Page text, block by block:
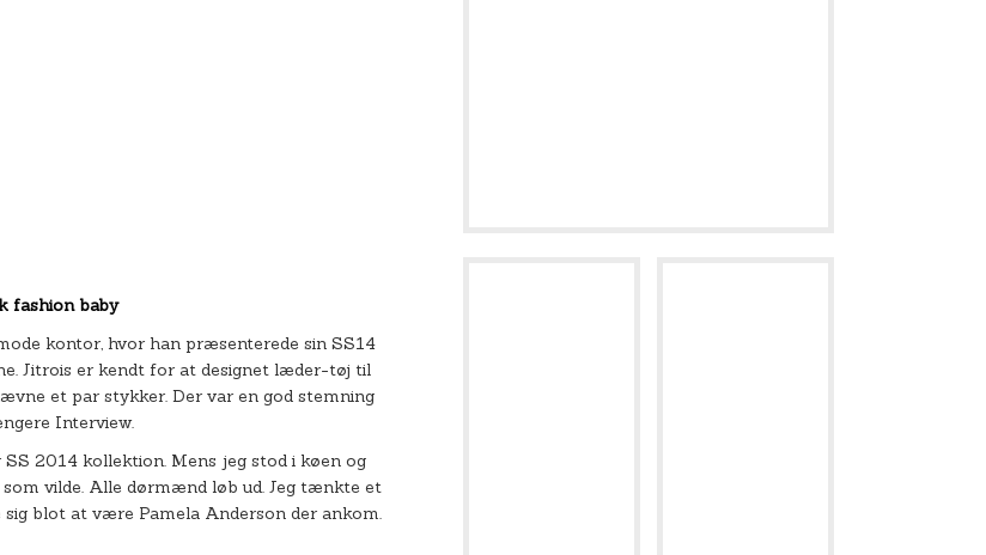
fashion baby
kontor, hvor han præsenterede sin SS14
Jitrois er kendt for at designet læder-tøj til
et par stykker. Der var en god stemning
Interview.
2014 kollektion. Mens jeg stod i køen og
vilde. Alle dørmænd løb ud. Jeg tænkte et
blot at være Pamela Anderson der ankom.